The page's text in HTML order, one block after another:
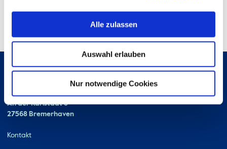
Alle zulassen
Auswahl erlauben
Nur notwendige Cookies
Kontakt
An der Karlstadt 8
27568 Bremerhaven
Ressourcen
Kontakt